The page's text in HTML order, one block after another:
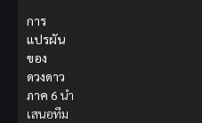
การ
แปรผัน
ของ
ดวงดาว
ภาค 6 นำ
เสนอทีม